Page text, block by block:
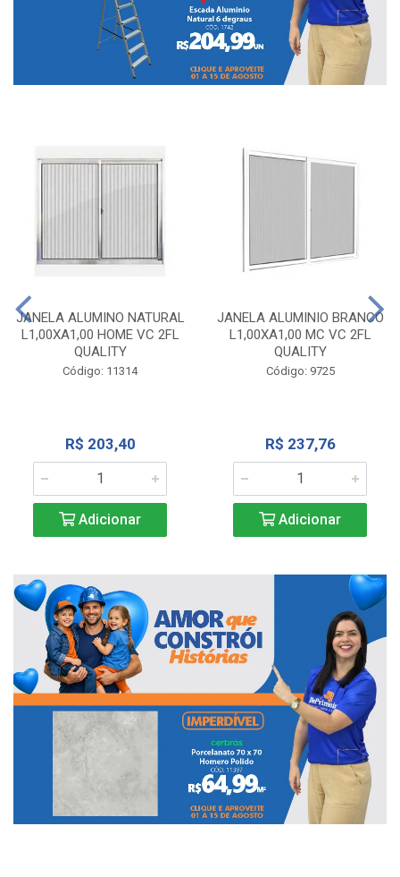
JANELA ALUMINO NATURAL
L1,00XA1,00 HOME VC 2FL
QUALITY
Código: 11314
R$ 203,40
Adicionar
JANELA ALUMINIO BRANCO
L1,00XA1,00 MC VC 2FL
QUALITY
Código: 9725
R$ 237,76
Adicionar